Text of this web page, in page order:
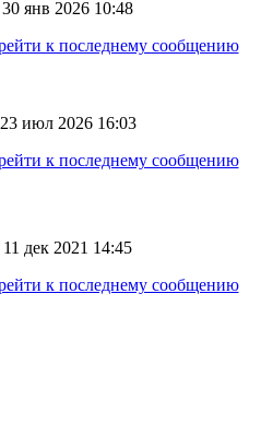
30 янв 2026 10:48
23 июл 2026 16:03
11 дек 2021 14:45